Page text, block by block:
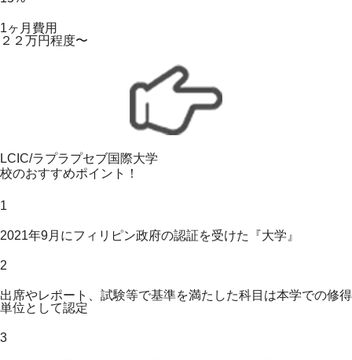
1ヶ月費用
２２万円程度〜
LCIC/ラプラプセブ国際大学
校のおすすめポイント！
1
2021年9月にフィリピン政府の認証を受けた『大学』
2
出席やレポート、試験等で基準を満たした科目は本学での修得
単位として認定
3